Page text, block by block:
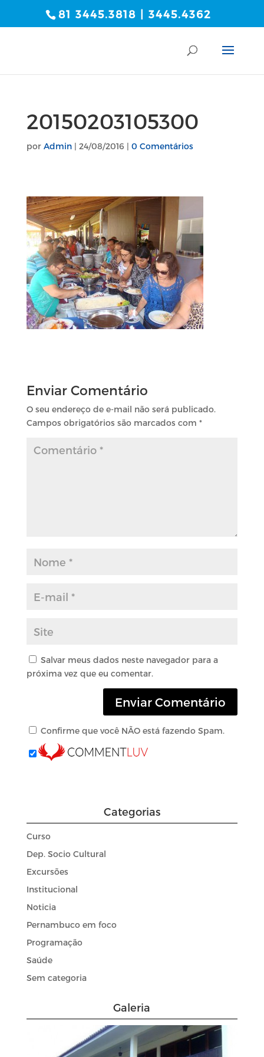
81 3445.3818 | 3445.4362
20150203105300
por Admin| 24/08/2016 | 0 Comentários
Enviar Comentário
O seu endereço de e-mail não será publicado.
Campos obrigatórios são marcados com *
Salvar meus dados neste navegador para a
próxima vez que eu comentar.
Confirme que você NÃO está fazendo Spam.
Categorias
Curso
Dep. Socio Cultural
Excursões
Institucional
Noticia
Pernambuco em foco
Programação
Saúde
Sem categoria
Galeria